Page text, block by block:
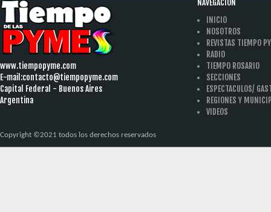
www.tiempopyme.com
E-mail:contacto@tiempopyme.com
Capital Federal - Buenos Aires
Argentina
NAVEGACION
INICIO
NOSOTROS
REVISTAS TIEMPO
RADIO
TIEMPO ROSARIO
SECCIONES
ESPECTACULOS/
REGIONES Y
VIDEOS
Copyright ©2021 todos los derechos reservados